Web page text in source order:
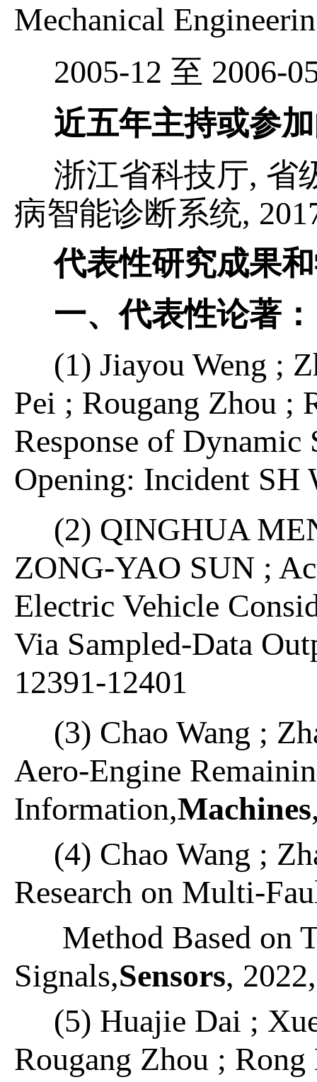
Mechanical
2005-12 至 2006-
近五年主持或参
浙江省科技厅, 省
病智能诊断系统,
代表性研究成果
一、代表性论著 ：
(1) Jiayou Weng ;
Pei ; Rougang Zhou ;
Response of Dynamic
Opening: Incident SH
(2) QINGHUA
ZONG-YAO SUN ;
Electric Vehicle
Via Sampled-Data
12391-12401
(3) Chao Wang ;
Aero-Engine
Information,Machines
(4) Chao Wang ;
Research on Multi-
Method Based on
Signals,Sensors,
(5) Huajie Dai ;
Rougang Zhou ;